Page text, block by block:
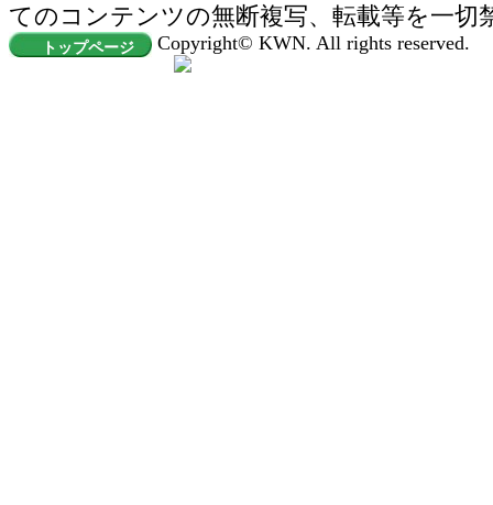
てのコンテンツの無断複写、転載等を一切
トップページ Copyright© KWN. All rights reserved.